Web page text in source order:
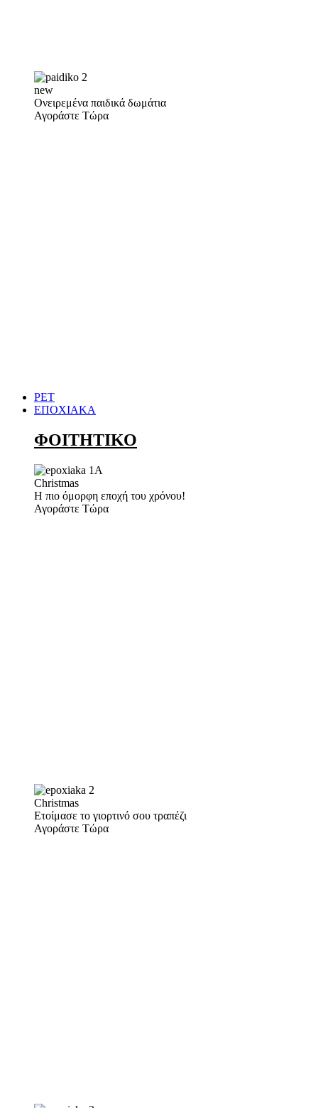
new
Ονειρεμένα παιδικά δωμάτια
Αγοράστε Τώρα
PET
ΕΠΟΧΙΑΚΑ
ΦΟΙΤΗΤΙΚΟ
Christmas
Η πιο όμορφη εποχή του χρόνου!
Αγοράστε Τώρα
Christmas
Ετοίμασε το γιορτινό σου τραπέζι
Αγοράστε Τώρα